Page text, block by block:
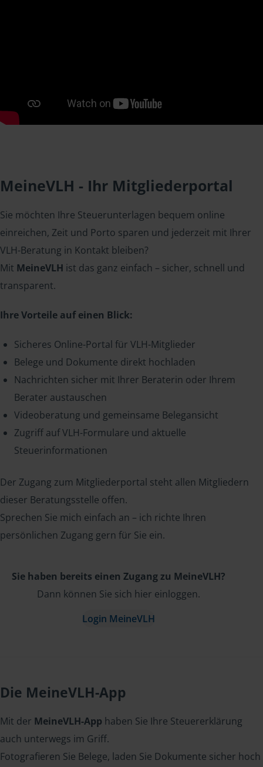
MeineVLH - Ihr Mitgliederportal
Sie möchten Ihre Steuerunterlagen bequem online
einreichen, Zeit und Porto sparen und jederzeit mit Ihrer
VLH-Beratung in Kontakt bleiben?
Mit MeineVLH ist das ganz einfach – sicher, schnell und
transparent.
Ihre Vorteile auf einen Blick:
Sicheres Online-Portal für VLH-Mitglieder
Belege und Dokumente direkt hochladen
Nachrichten sicher mit Ihrer Beraterin oder Ihrem
Berater austauschen
Videoberatung und gemeinsame Belegansicht
Zugriff auf VLH-Formulare und aktuelle
Steuerinformationen
Der Zugang zum Mitgliederportal steht allen Mitgliedern
dieser Beratungsstelle offen.
Sprechen Sie mich einfach an – ich richte Ihren
persönlichen Zugang gern für Sie ein.
Sie haben bereits einen Zugang zu MeineVLH?
Dann können Sie sich hier einloggen.
Login MeineVLH
Die MeineVLH-App
Mit der MeineVLH-App haben Sie Ihre Steuererklärung
auch unterwegs im Griff.
Fotografieren Sie Belege, laden Sie Dokumente sicher hoch